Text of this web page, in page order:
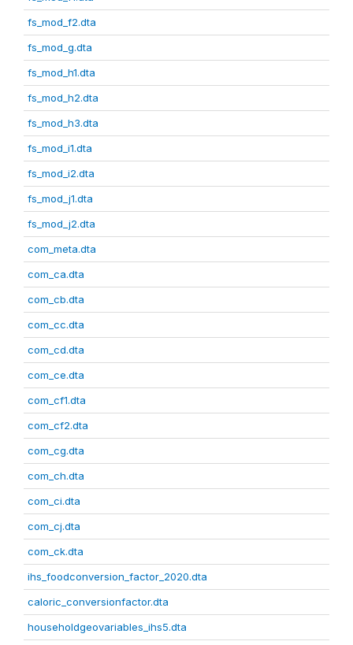
fs_mod_f2.dta
fs_mod_g.dta
fs_mod_h1.dta
fs_mod_h2.dta
fs_mod_h3.dta
fs_mod_i1.dta
fs_mod_i2.dta
fs_mod_j1.dta
fs_mod_j2.dta
com_meta.dta
com_ca.dta
com_cb.dta
com_cc.dta
com_cd.dta
com_ce.dta
com_cf1.dta
com_cf2.dta
com_cg.dta
com_ch.dta
com_ci.dta
com_cj.dta
com_ck.dta
ihs_foodconversion_factor_2020.dta
caloric_conversionfactor.dta
householdgeovariables_ihs5.dta